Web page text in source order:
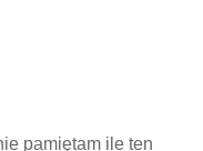
pamiętam ile ten